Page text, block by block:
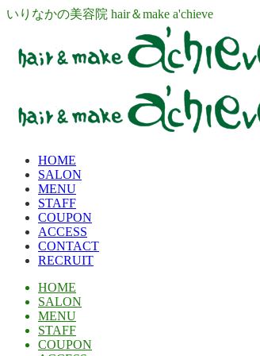
いりなかの美容院 hair＆make a'chieve
HOME
SALON
MENU
STAFF
COUPON
ACCESS
CONTACT
RECRUIT
HOME
SALON
MENU
STAFF
COUPON